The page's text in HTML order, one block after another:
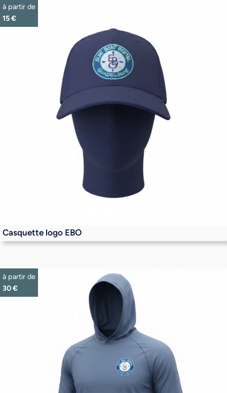
à partir de
15€
Casquette logo EBO
à partir de
30€